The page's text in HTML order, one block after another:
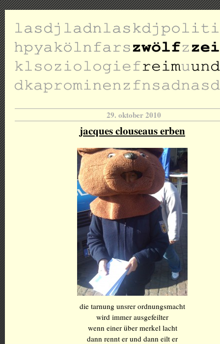
29. oktober 2010
jacques clouseaus erben
die tarnung unsrer ordnungsmacht
wird immer ausgefeilter
wenn einer über merkel lacht
dann rennt er und dann eilt er